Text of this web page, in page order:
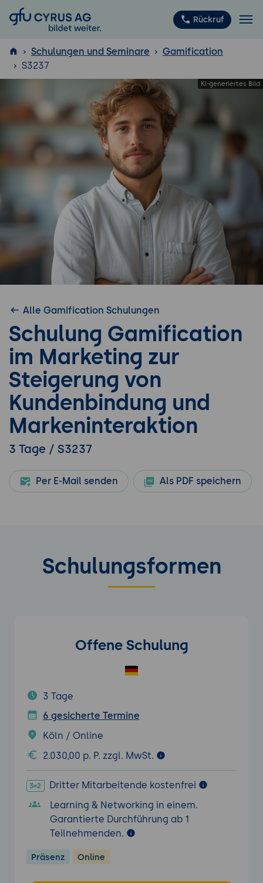
GFU Cyrus AG Rückruf
ISTQB ®
Schulungen und Seminare
Gamification
S3237
Alle Gamification Schulungen
Schulung Gamification
im Marketing zur
Steigerung von
Kundenbindung und
Markeninteraktion
3 Tage / S3237
Per E-Mail senden Als PDF speichern
Schulungsformen
Offene Schulung
3 Tage
6 gesicherte Termine
Köln / Online
2.030,00 p. P. zzgl. MwSt.
Dritter Mitarbeitende kostenfrei
Learning & Networking in einem.
Garantierte Durchführung ab 1
Teilnehmenden.
Präsenz Online